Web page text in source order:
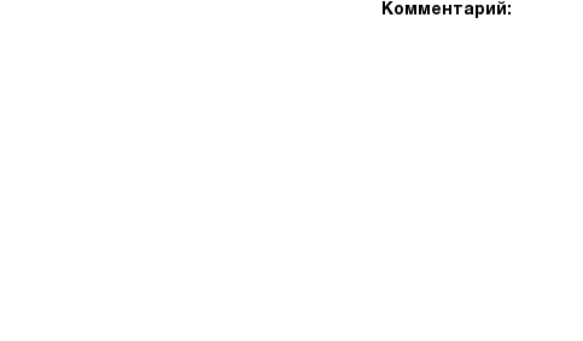
Комментарий: